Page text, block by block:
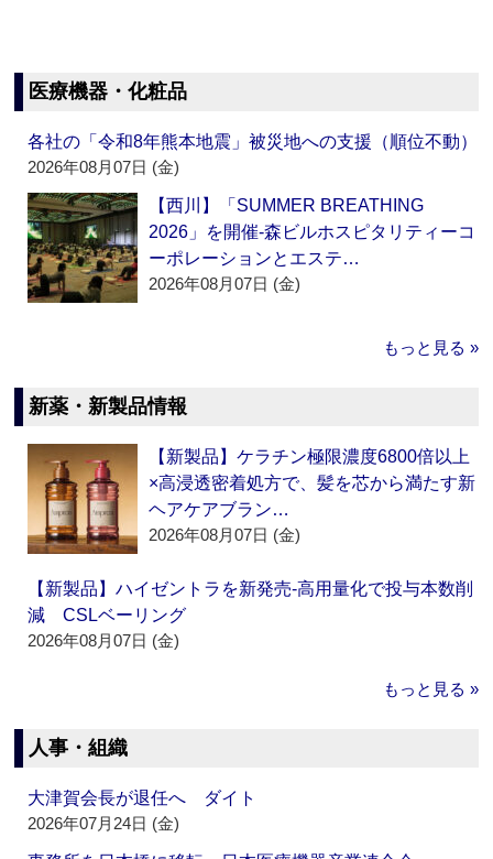
医療機器・化粧品
各社の「令和8年熊本地震」被災地への支援（順位不動）
2026年08月07日 (金)
【西川】「SUMMER BREATHING
2026」を開催‐森ビルホスピタリティーコ
ーポレーションとエステ…
2026年08月07日 (金)
もっと見る »
新薬・新製品情報
【新製品】ケラチン極限濃度6800倍以上
×高浸透密着処方で、髪を芯から満たす新
ヘアケアブラン…
2026年08月07日 (金)
【新製品】ハイゼントラを新発売‐高用量化で投与本数削
減 CSLベーリング
2026年08月07日 (金)
もっと見る »
人事・組織
大津賀会長が退任へ ダイト
2026年07月24日 (金)